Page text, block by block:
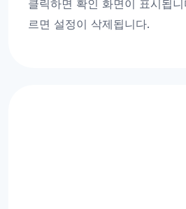
클릭하면 확인 화면이 표시됩
르면 설정이 삭제됩니다.